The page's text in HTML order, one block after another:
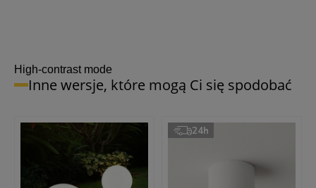
High-contrast mode
Inne wersje, które mogą Ci się spodobać
24h